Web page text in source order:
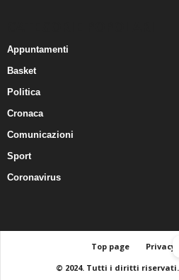
Appuntamenti
Basket
Politica
Cronaca
Comunicazioni
Sport
Coronavirus
Top page Privacy
© 2024. Tutti i diritti riservati.